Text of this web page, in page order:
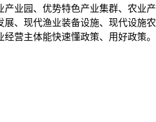
业园、优势特色产业集群、农业
、现代渔业装备设施、现代设施
营主体能快速懂政策、用好政策。